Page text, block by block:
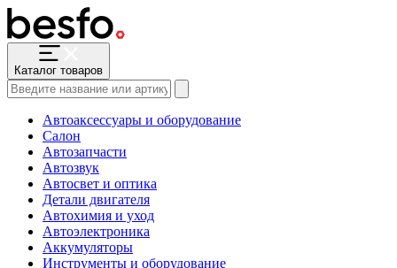
Каталог товаров
Автоаксессуары и оборудование
Салон
Автозапчасти
Автозвук
Автосвет и оптика
Детали двигателя
Автохимия и уход
Автоэлектроника
Аккумуляторы
Инструменты и оборудование